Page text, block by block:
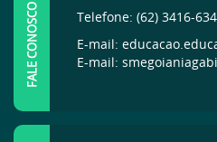
FALE CONOSCO
Telefone: (62) 3416-
E-mail:
E-mail: